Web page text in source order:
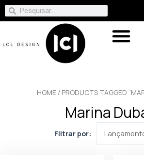
HOME / PRODUCTS TAGGED
Marina
Filtrar por: